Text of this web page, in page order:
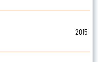
2015